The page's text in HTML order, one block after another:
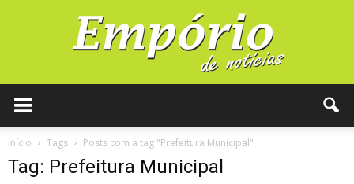
Início Tags Posts com a tag "Prefeitura Municipal"
Tag: Prefeitura Municipal